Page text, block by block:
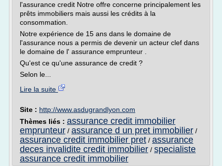
l'assurance credit Notre offre concerne principalement les
prêts immobiliers mais aussi les crédits à la
consommation.
Notre expérience de 15 ans dans le domaine de
l'assurance nous a permis de devenir un acteur clef dans
le domaine de l' assurance emprunteur .
Qu'est ce qu'une assurance de credit ?
Selon le...
Lire la suite
Site : http://www.asdugrandlyon.com
Thèmes liés : assurance credit immobilier
emprunteur / assurance d un pret immobilier /
assurance credit immobilier pret / assurance
deces invalidite credit immobilier / specialiste
assurance credit immobilier